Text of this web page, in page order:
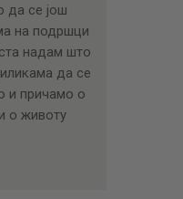
да се још
на подршци
надам што
да се
и причамо о
о животу